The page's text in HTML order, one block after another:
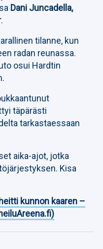
Dani Juncadella,
.
tilanne, kun
radan reunassa.
osui Hardtin
täpärästi
tarkastaessaan
aika-ajot, jotka
Kisa
kunnon kaaren –